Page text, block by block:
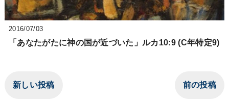
2016/07/03
「あなたがたに神の国が近づいた」ルカ10:9 (C年特定9)
新しい投稿 前の投稿